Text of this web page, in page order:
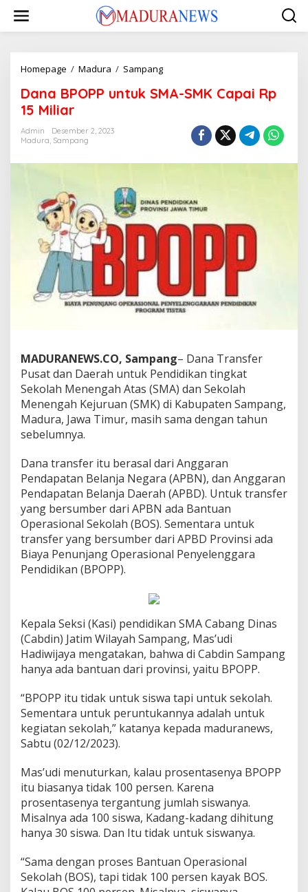
konten
Homepage / Madura / SampangDana
untuk
Miliar
Dana BPOPP untuk SMA-SMK Capai Rp
15 Miliar
Admin
Desember 2, 2023
Madura, Sampang
MADURANEWS.CO, Sampang– Dana Transfer
Pusat dan Daerah untuk Pendidikan tingkat
Sekolah Menengah Atas (SMA) dan Sekolah
Menengah Kejuruan (SMK) di Kabupaten Sampang,
Madura, Jawa Timur, masih sama dengan tahun
sebelumnya.
Dana transfer itu berasal dari Anggaran
Pendapatan Belanja Negara (APBN), dan Anggaran
Pendapatan Belanja Daerah (APBD). Untuk transfer
yang bersumber dari APBN ada Bantuan
Operasional Sekolah (BOS). Sementara untuk
transfer yang bersumber dari APBD Provinsi ada
Biaya Penunjang Operasional Penyelenggara
Pendidikan (BPOPP).
Kepala Seksi (Kasi) pendidikan SMA Cabang Dinas
(Cabdin) Jatim Wilayah Sampang, Mas’udi
Hadiwijaya mengatakan, bahwa di Cabdin Sampang
hanya ada bantuan dari provinsi, yaitu BPOPP.
“BPOPP itu tidak untuk siswa tapi untuk sekolah.
Sementara untuk peruntukannya adalah untuk
kegiatan sekolah,” katanya kepada maduranews,
Sabtu (02/12/2023).
Mas’udi menuturkan, kalau prosentasenya BPOPP
itu biasanya tidak 100 persen. Karena
prosentasenya tergantung jumlah siswanya.
Misalnya ada 100 siswa, Kadang-kadang dihitung
hanya 30 siswa. Dan Itu tidak untuk siswanya.
“Sama dengan proses Bantuan Operasional
Sekolah (BOS), tapi tidak 100 persen kayak BOS.